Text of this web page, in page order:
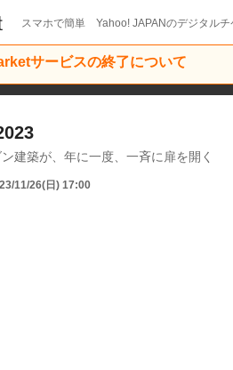
スマホで簡単 Yahoo! JAPANのデジタルチ
サービスの終了について
建築が、年に一度、一斉に扉を開く
11/26(日) 17:00